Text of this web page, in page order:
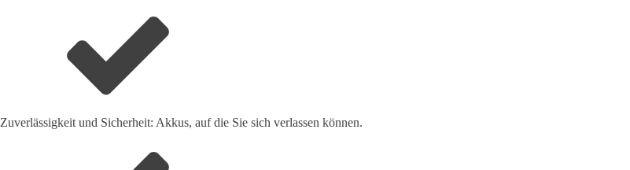
Zuverlässigkeit und Sicherheit: Akkus, auf die Sie sich verlassen können.